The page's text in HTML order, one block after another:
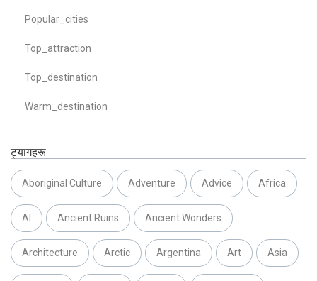
Popular_cities
Top_attraction
Top_destination
Warm_destination
ट्यागहरू
Aboriginal Culture Adventure Advice Africa
AI Ancient Ruins Ancient Wonders
Architecture Arctic Argentina Art Asia